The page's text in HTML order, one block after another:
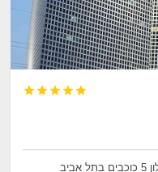





בית המלון קראון פלאזה סיטי סנטר הינו מלון 5 כוכבים בתל אביב